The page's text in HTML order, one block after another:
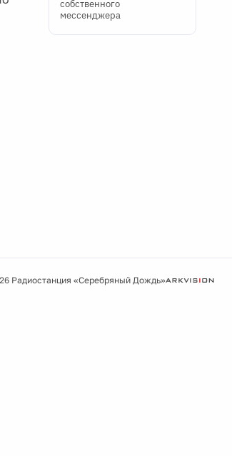
собственного
мессенджера
Радиостанция «Серебряный Дождь»